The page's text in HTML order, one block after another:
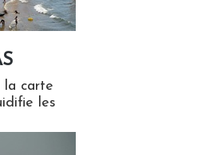
la carte
les